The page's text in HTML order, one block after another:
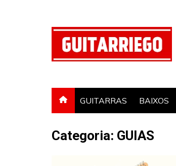
GUITARRAS BAIXOS
Categoria: GUIAS